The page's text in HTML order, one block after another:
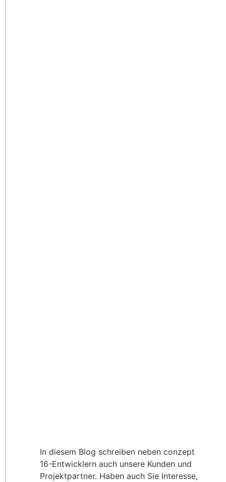
In diesem Blog schreiben neben conzept
16-Entwicklern auch unsere Kunden und
Projektpartner. Haben auch Sie Interesse,